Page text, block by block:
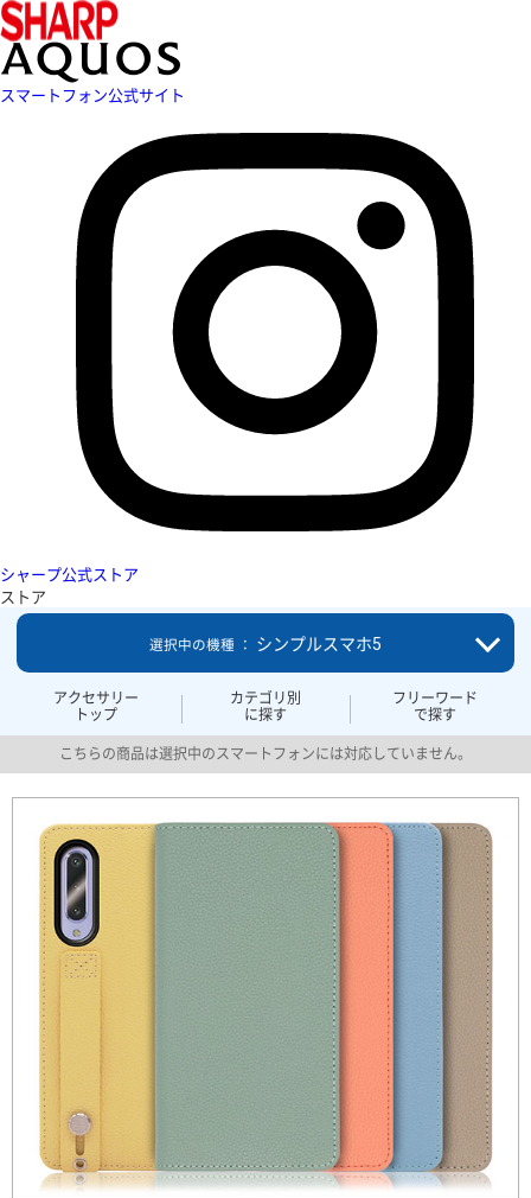
スマートフォン公式サイト
シャープ公式ストア
ストア
アクセサリー
トップ
カテゴリ別
に探す
フリーワード
で探す
選択中の機種 ： シンプルスマホ5
こちらの商品は選択中のスマートフォンには対応していません。